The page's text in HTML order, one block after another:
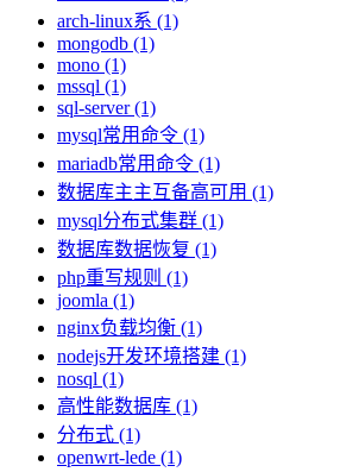
arch-linux系 (1)
mongodb (1)
mono (1)
mssql (1)
sql-server (1)
mysql常用命令 (1)
mariadb常用命令 (1)
数据库主主互备高可用 (1)
mysql分布式集群 (1)
数据库数据恢复 (1)
php重写规则 (1)
joomla (1)
nginx负载均衡 (1)
nodejs开发环境搭建 (1)
nosql (1)
高性能数据库 (1)
分布式 (1)
openwrt-lede (1)